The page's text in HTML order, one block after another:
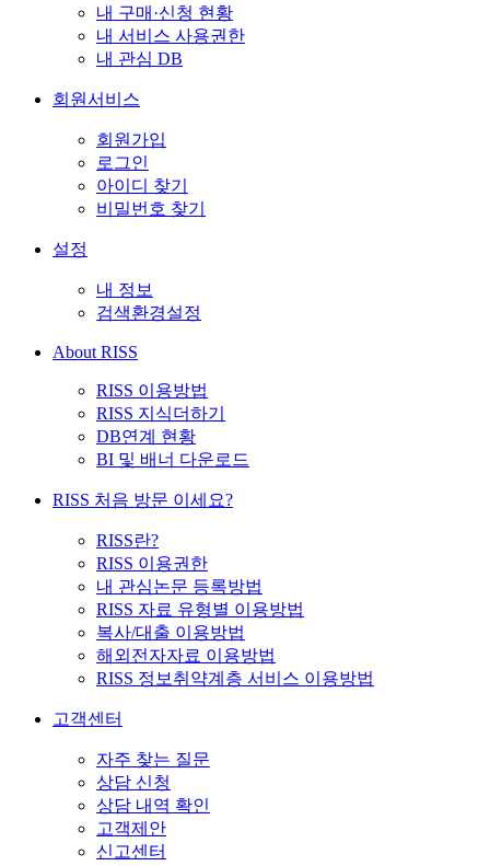
내 구매·신청 현황
내 서비스 사용권한
내 관심 DB
회원서비스
회원가입
로그인
아이디 찾기
비밀번호 찾기
설정
내 정보
검색환경설정
About RISS
RISS 이용방법
RISS 지식더하기
DB연계 현황
BI 및 배너 다운로드
RISS 처음 방문 이세요?
RISS란?
RISS 이용권한
내 관심논문 등록방법
RISS 자료 유형별 이용방법
복사/대출 이용방법
해외전자자료 이용방법
RISS 정보취약계층 서비스 이용방법
고객센터
자주 찾는 질문
상담 신청
상담 내역 확인
고객제안
신고센터